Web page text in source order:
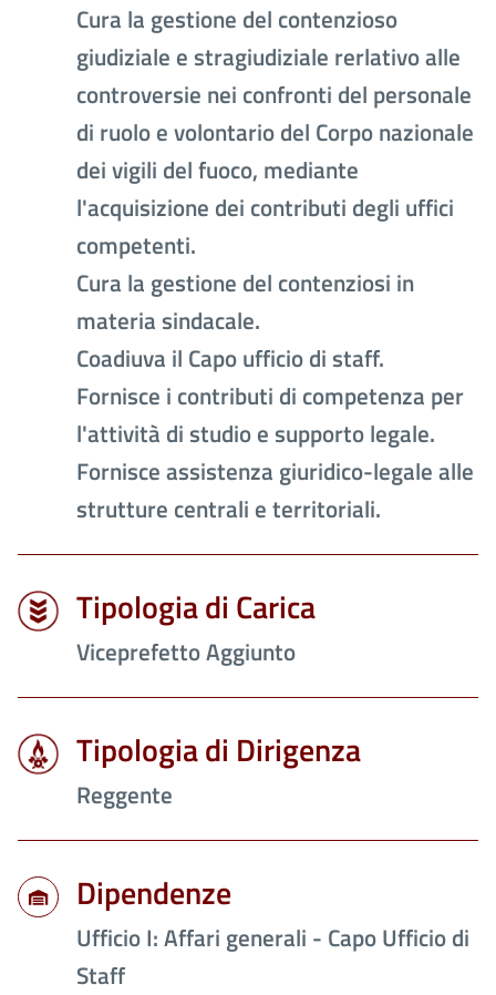
Cura la gestione del contenzioso
giudiziale e stragiudiziale rerlativo alle
controversie nei confronti del personale
di ruolo e volontario del Corpo nazionale
dei vigili del fuoco, mediante
l'acquisizione dei contributi degli uffici
competenti.
Cura la gestione del contenziosi in
materia sindacale.
Coadiuva il Capo ufficio di staff.
Fornisce i contributi di competenza per
l'attività di studio e supporto legale.
Fornisce assistenza giuridico-legale alle
strutture centrali e territoriali.
Tipologia di Carica
Viceprefetto Aggiunto
Tipologia di Dirigenza
Reggente
Dipendenze
Ufficio I: Affari generali - Capo Ufficio di
Staff